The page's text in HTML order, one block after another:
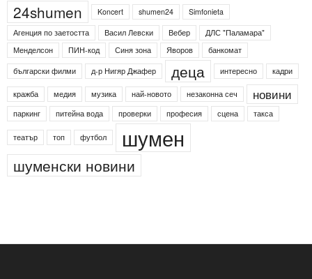
24shumen Koncert shumen24
Simfonieta
Агенция по заетостта
Васил Левски Вебер
ДЛС "Паламара"
Менделсон
ПИН-код Синя зона Яворов
банкомат
български филми
д-р Нигяр Джафер деца интересно кадри
кражба медия музика най-новото незаконна сеч новини
паркинг питейна вода проверки професия сцена такса
театър топ футбол шумен
шуменски новини